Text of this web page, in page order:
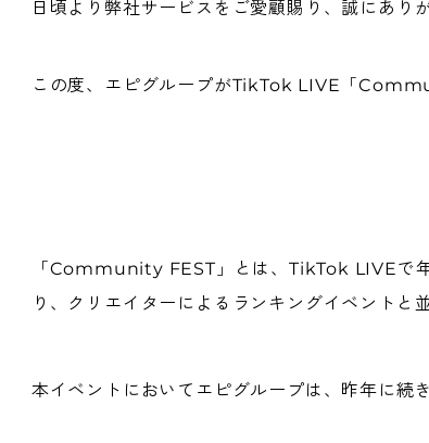
日頃より弊社サービスをご愛顧賜り、誠にあり
この度、エピグループがTikTok LIVE「
「Community FEST」とは、TikTok LIVEで
り、クリエイターによるランキングイベントと
本イベントにおいてエピグループは、昨年に続